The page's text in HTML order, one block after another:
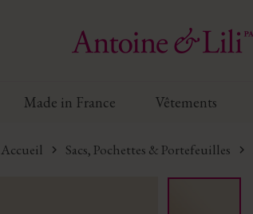
Made in France Vêtements
Accueil Sacs, Pochettes & Portefeuilles